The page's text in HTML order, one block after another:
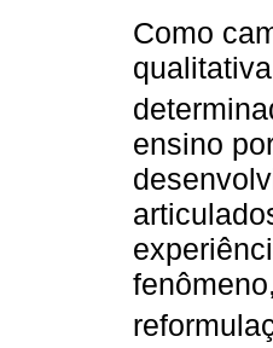
Como
ensino